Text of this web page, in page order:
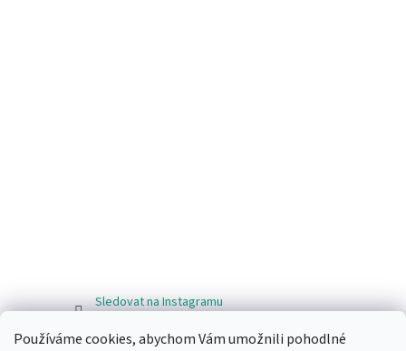
Používáme cookies, abychom Vám umožnili pohodlné
Sledovat na Instagramu